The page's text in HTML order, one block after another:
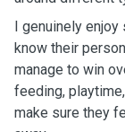
I genuinely
know their
manage to win
feeding,
make sure they